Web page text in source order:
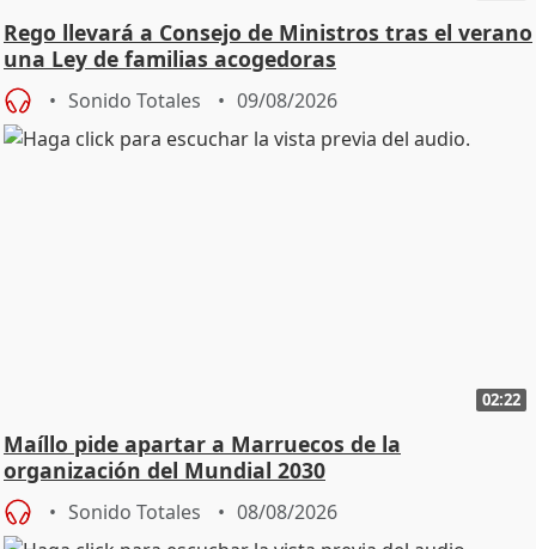
Rego llevará a Consejo de Ministros tras el verano
una Ley de familias acogedoras
Sonido Totales 09/08/2026
02:22
Maíllo pide apartar a Marruecos de la
organización del Mundial 2030
Sonido Totales 08/08/2026